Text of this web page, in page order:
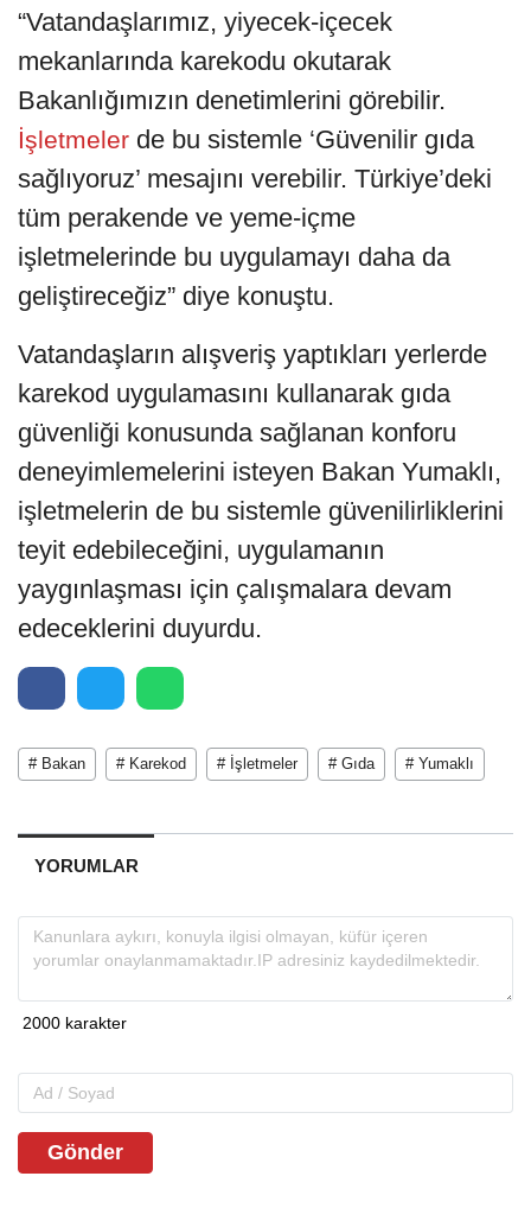
“Vatandaşlarımız, yiyecek-içecek
mekanlarında karekodu okutarak
Bakanlığımızın denetimlerini görebilir.
İşletmeler de bu sistemle ‘Güvenilir gıda
sağlıyoruz’ mesajını verebilir. Türkiye’deki
tüm perakende ve yeme-içme
işletmelerinde bu uygulamayı daha da
geliştireceğiz” diye konuştu.
Vatandaşların alışveriş yaptıkları yerlerde
karekod uygulamasını kullanarak gıda
güvenliği konusunda sağlanan konforu
deneyimlemelerini isteyen Bakan Yumaklı,
işletmelerin de bu sistemle güvenilirliklerini
teyit edebileceğini, uygulamanın
yaygınlaşması için çalışmalara devam
edeceklerini duyurdu.
# Bakan # Karekod # İşletmeler # Gıda # Yumaklı
YORUMLAR
Gönder